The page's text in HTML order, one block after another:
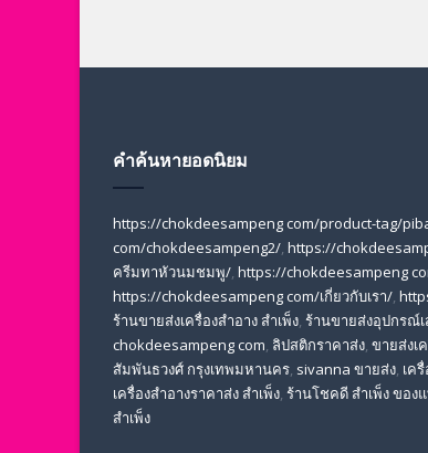
คำค้นหายอดนิยม
https://chokdeesampeng com/product-tag/
com/chokdeesampeng2/, https://
ครีมทาหัวนมชมพู/, https://chokdeesampeng
https://chokdeesampeng com/เกี่ยวกับเรา/,
ร้านขายส่งเครื่องสําอาง สําเพ็ง, ร้านขายส่งอุปกรณ์เ
chokdeesampeng com, ลิปสติกราคาส่ง, ขายส่งเ
สัมพันธวงศ์ กรุงเทพมหานคร, sivanna ขายส่ง, เค
เครื่องสําอางราคาส่ง สําเพ็ง, ร้านโชคดี สําเพ็ง ของ
สำเพ็ง